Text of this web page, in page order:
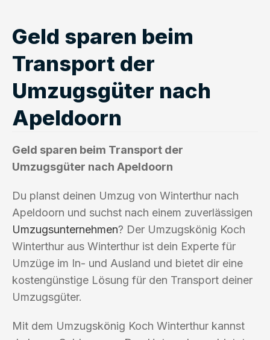
Geld sparen beim
Transport der
Umzugsgüter nach
Apeldoorn
Geld sparen beim Transport der
Umzugsgüter nach Apeldoorn
Du planst deinen Umzug von Winterthur nach
Apeldoorn und suchst nach einem zuverlässigen
Umzugsunternehmen? Der Umzugskönig Koch
Winterthur aus Winterthur ist dein Experte für
Umzüge im In- und Ausland und bietet dir eine
kostengünstige Lösung für den Transport deiner
Umzugsgüter.
Mit dem Umzugskönig Koch Winterthur kannst